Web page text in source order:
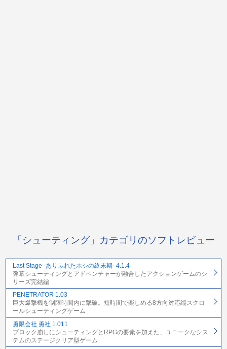
「シューティング」カテゴリのソフトレビュー
Last Stage -ありふれたホシの終末期- 4.1.4
弾幕シューティングとアドベンチャーが融合したアクションゲームのシ
リーズ完結編
PENETRATOR 1.03
巨大爆撃機を制限時間内に撃破。短時間で楽しめる8方向対応縦スクロ
ールシューティングゲーム
勇限会社 勇社 1.011
ブロック崩しにシューティングとRPGの要素を加えた、ユニークなシス
テムのステージクリア型ゲーム